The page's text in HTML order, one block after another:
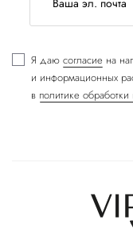
Я даю согласие на
и информационных
в политике